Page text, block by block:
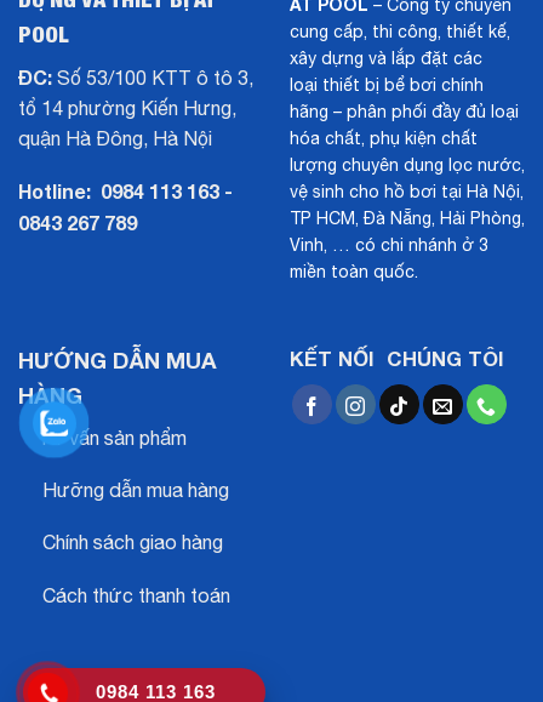
POOL
ĐC: Số 53/100 KTT ô tô 3,
tổ 14 phường Kiến Hưng,
quận Hà Đông, Hà Nội
Hotline: 0984 113 163 -
0843 267 789
– Công ty chuyên
cung cấp, thi công, thiết kế,
xây dựng và lắp đặt các
loại thiết bị bể bơi chính
hãng – phân phối đầy đủ loại
hóa chất, phụ kiện chất
lượng chuyên dụng lọc nước,
vệ sinh cho hồ bơi tại Hà Nội,
TP HCM, Đà Nẵng, Hải Phòng,
Vinh, … có chi nhánh ở 3
miền toàn quốc.
HƯỚNG DẪN MUA
HÀNG
Tư vấn sản phẩm
Hưỡng dẫn mua hàng
Chính sách giao hàng
Cách thức thanh toán
KẾT NỐI CHÚNG TÔI
0984 113 163